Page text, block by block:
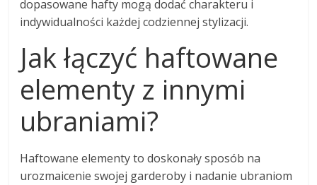
dopasowane hafty mogą dodać charakteru i
indywidualności każdej codziennej stylizacji.
Jak łączyć haftowane
elementy z innymi
ubraniami?
Haftowane elementy to doskonały sposób na
urozmaicenie swojej garderoby i nadanie ubraniom